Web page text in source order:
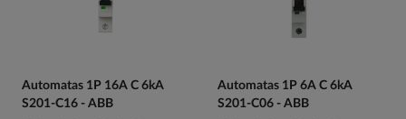
Automatas 1P 16A C 6kA
S201-C16 - ABB
Automatas 1P 6A C 6kA
S201-C06 - ABB